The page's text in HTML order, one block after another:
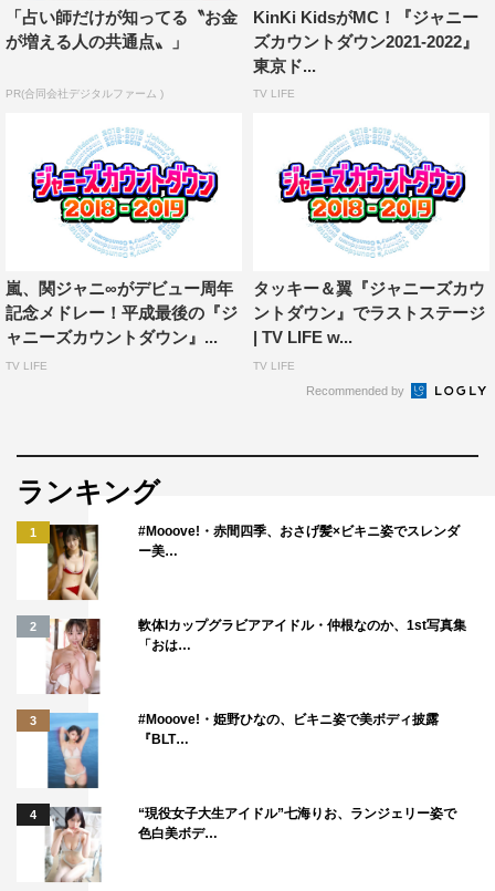
「占い師だけが知ってる〝お金
が増える人の共通点〟」
PR(合同会社デジタルファーム )
KinKi KidsがMC！『ジャニー
ズカウントダウン2021-2022』
東京ド...
TV LIFE
嵐、関ジャニ∞がデビュー周年
記念メドレー！平成最後の『ジ
ャニーズカウントダウン』...
TV LIFE
タッキー＆翼『ジャニーズカウ
ントダウン』でラストステージ
| TV LIFE w...
TV LIFE
Recommended by
ランキング
1
#Mooove!・赤間四季、おさげ髪×ビキニ姿でスレンダ
ー美…
2
軟体Iカップグラビアアイドル・仲根なのか、1st写真集
「おは…
3
#Mooove!・姫野ひなの、ビキニ姿で美ボディ披露
『BLT…
4
“現役女子大生アイドル”七海りお、ランジェリー姿で
色白美ボデ…